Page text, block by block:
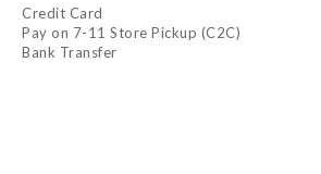
Credit Card
Pay on 7-11 Store Pickup (C2C)
Bank Transfer